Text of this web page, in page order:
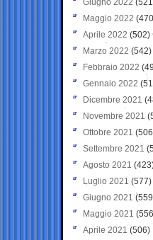
Giugno 2022
Maggio 2022
Aprile 2022 (502)
Marzo 2022 (542)
Febbraio 2022
Gennaio 2022
Dicembre 2021
Novembre 2021
Ottobre 2021
Settembre 2021
Agosto 2021
Luglio 2021 (577)
Giugno 2021
Maggio 2021
Aprile 2021 (506)